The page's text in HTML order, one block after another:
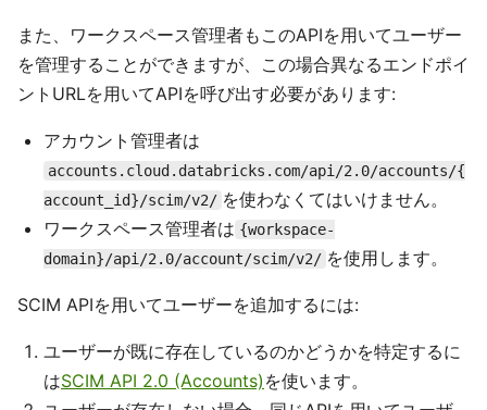
また、ワークスペース管理者もこのAPIを用いてユーザー
を管理することができますが、この場合異なるエンドポイ
ントURLを用いてAPIを呼び出す必要があります:
アカウント管理者は
accounts.cloud.databricks.com/api/2.0/accounts/{
account_id}/scim/v2/ を使わなくてはいけません。
ワークスペース管理者は {workspace-
domain}/api/2.0/account/scim/v2/ を使用します。
SCIM APIを用いてユーザーを追加するには:
ユーザーが既に存在しているのかどうかを特定するに
はSCIM API 2.0 (Accounts) を使います。